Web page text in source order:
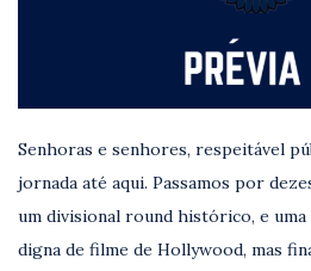
Senhoras e senhores, respeitável
jornada até aqui. Passamos por
um divisional round histórico, e
digna de filme de Hollywood, mas